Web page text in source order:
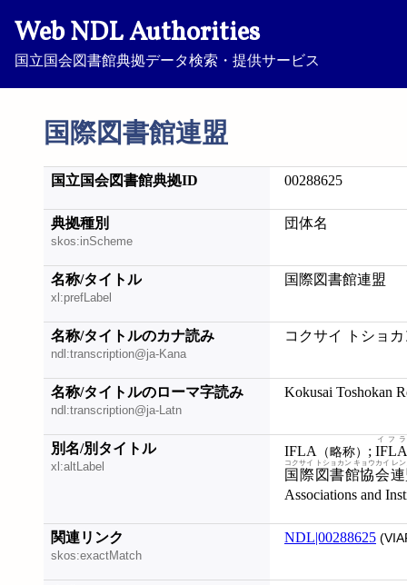
Web NDL Authorities
国立国会図書館典拠データ検索・提供サービス
国際図書館連盟
国立国会図書館典拠ID 00288625
典拠種別
skos:inScheme
団体名
名称/タイトル
xl:prefLabel
国際図書館連盟
名称/タイトルのカナ読み
ndl:transcription@ja-Kana
コクサイ トショ
名称/タイトルのローマ字読み
ndl:transcription@ja-Latn
Kokusai Toshokan
別名/別タイトル
xl:altLabel
IFLA （略称） ; IFLA
イフラ
国際図書館協会
コクサイ トショカン キョウカイ レ
Associations and
関連リンク
skos:exactMatch
NDL|00288625